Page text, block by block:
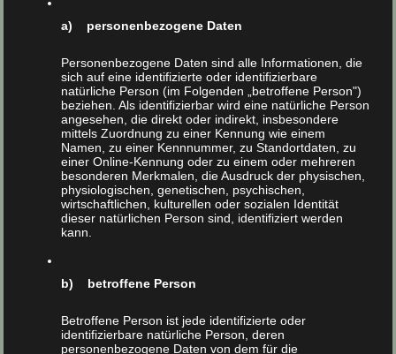
Dachschrägendämmung –
Einblasdämmung von innen
Dachschrägendämmung –
Einblasdämmung von außen – ohne
Neueindeckung
Winterlicher Kälteschutz
= sommerlicher Wärmeschutz
Dämmung der Dachschrägen wirkt im
gegen Kälte, sondern imSommer
Auch der sommerliche Wärmeschutz lässt sich
berechnen.
a) personenbezogene Daten
Personenbezogene Daten sind alle Informationen, die
sich auf eine identifizierte oder identifizierbare
natürliche Person (im Folgenden „betroffene Person")
beziehen. Als identifizierbar wird eine natürliche Person
angesehen, die direkt oder indirekt, insbesondere
mittels Zuordnung zu einer Kennung wie einem
Namen, zu einer Kennnummer, zu Standortdaten, zu
einer Online-Kennung oder zu einem oder mehreren
besonderen Merkmalen, die Ausdruck der physischen,
physiologischen, genetischen, psychischen,
wirtschaftlichen, kulturellen oder sozialen Identität
dieser natürlichen Person sind, identifiziert werden
kann.
b) betroffene Person
Betroffene Person ist jede identifizierte oder
identifizierbare natürliche Person, deren
personenbezogene Daten von dem für die